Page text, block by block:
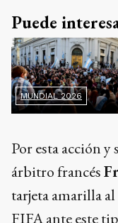
Puede
MUNDIAL 2026
Por esta acción
árbitro francés
tarjeta amarilla
FIFA ante este